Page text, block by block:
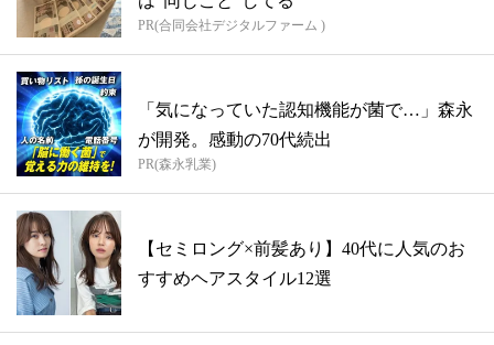
PR(合同会社デジタルファーム )
「気になっていた認知機能が菌で…」森永
が開発。感動の70代続出
PR(森永乳業)
【セミロング×前髪あり】40代に人気のお
すすめヘアスタイル12選